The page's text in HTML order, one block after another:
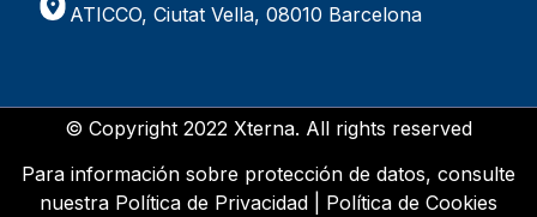
ATICCO, Ciutat Vella, 08010 Barcelona
© Copyright 2022 Xterna. All rights reserved
Para información sobre protección de datos, consulte
nuestra Política de Privacidad Política de Cookies